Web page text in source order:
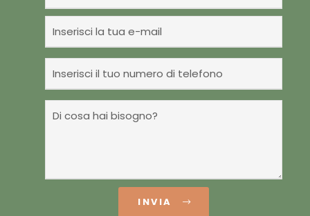
INVIA